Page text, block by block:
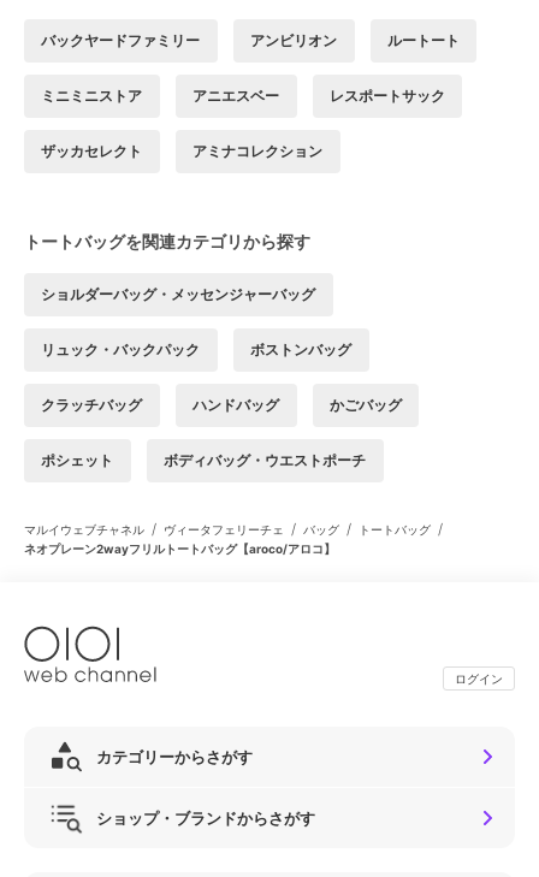
バックヤードファミリー アンビリオン ルートート
ミニミニストア アニエスベー レスポートサック
ザッカセレクト アミナコレクション
トートバッグを関連カテゴリから探す
ショルダーバッグ・メッセンジャーバッグ
リュック・バックパック ボストンバッグ
クラッチバッグ ハンドバッグ かごバッグ
ポシェット ボディバッグ・ウエストポーチ
マルイウェブチャネル / ヴィータフェリーチェ / バッグ / トートバッグ /
ネオプレーン2wayフリルトートバッグ【aroco/アロコ】
ログイン
カテゴリーからさがす
ショップ・ブランドからさがす